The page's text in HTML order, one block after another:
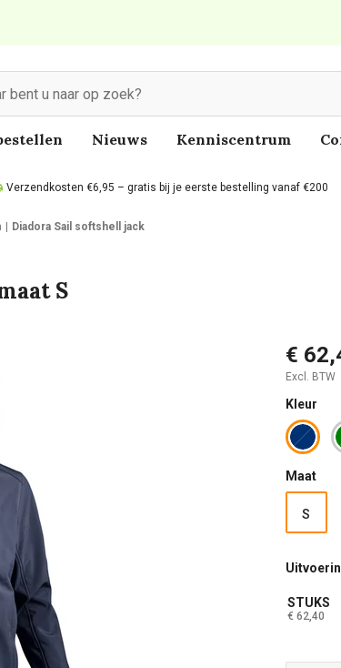
Nieuws Kenniscentrum
Verzendkosten €6,95 – gratis bij je eerste bestelling vanaf €200
Diadora Sail softshell jack
S
€
Excl. BTW
Kleur
Maat
S
STUKS
€ 62,40